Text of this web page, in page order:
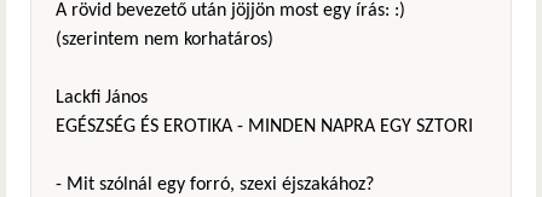
A rövid bevezető után jöjjön most egy írás: :)
(szerintem nem korhatáros)
Lackfi János
EGÉSZSÉG ÉS EROTIKA - MINDEN NAPRA EGY SZTORI
- Mit szólnál egy forró, szexi éjszakához?